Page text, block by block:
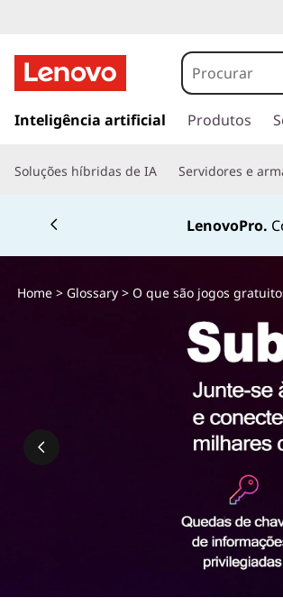
a
a
r
o
p
Inteligência artificial Produtos
Soluções híbridas de IA Servidores e
Home> Glossary> O que são jogos